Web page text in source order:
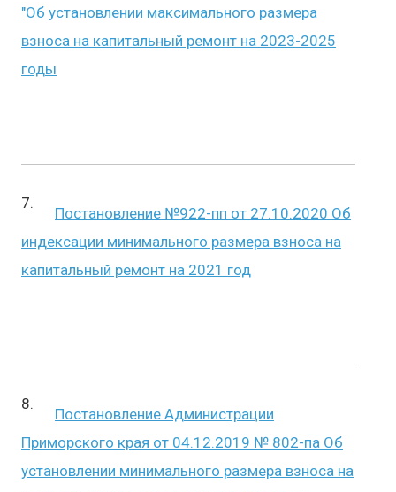
"Об установлении максимального размера
взноса на капитальный ремонт на 2023-2025
годы
Постановление №922-пп от 27.10.2020 Об
индексации минимального размера взноса на
капитальный ремонт на 2021 год
Постановление Администрации
Приморского края от 04.12.2019 № 802-па Об
установлении минимального размера взноса на